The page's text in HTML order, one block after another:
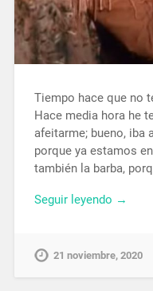
Tiempo hace que no
Hace media hora he
afeitarme; bueno, iba
porque ya estamos
también la barba,
Seguir leyendo →
21 noviembre, 2020